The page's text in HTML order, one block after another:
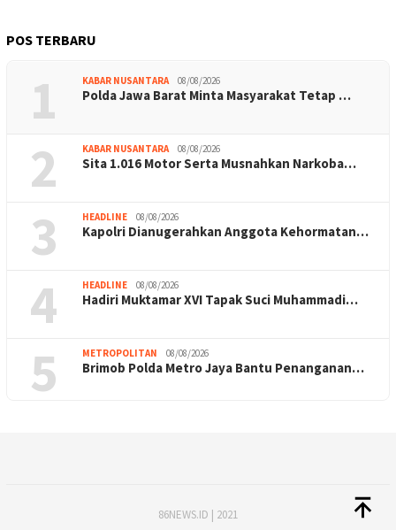
POS TERBARU
1 KABAR NUSANTARA 08/08/2026
Polda Jawa Barat Minta Masyarakat Tetap …
2 KABAR NUSANTARA 08/08/2026
Sita 1.016 Motor Serta Musnahkan Narkoba…
3 HEADLINE 08/08/2026
Kapolri Dianugerahkan Anggota Kehormatan…
4 HEADLINE 08/08/2026
Hadiri Muktamar XVI Tapak Suci Muhammadi…
5 METROPOLITAN 08/08/2026
Brimob Polda Metro Jaya Bantu Penanganan…
86NEWS.ID | 2021